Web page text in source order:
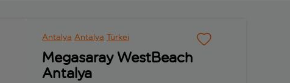
Antalya Antalya Türkei
Megasaray WestBeach
Antalya